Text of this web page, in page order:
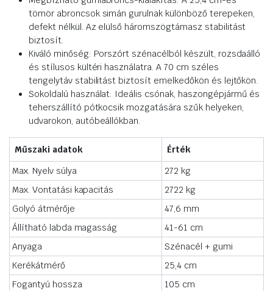
tömör abroncsok simán gurulnak különböző terepeken,
defekt nélkül. Az elülső háromszögtámasz stabilitást
biztosít.
Kiváló minőség: Porszórt szénacélból készült, rozsdaálló
és stílusos kültéri használatra. A 70 cm széles
tengelytáv stabilitást biztosít emelkedőkön és lejtőkön.
Sokoldalú használat: Ideális csónak, haszongépjármű és
teherszállító pótkocsik mozgatására szűk helyeken,
udvarokon, autóbeállókban.
Műszaki adatok
Érték
Max. Nyelv súlya
272 kg
Max. Vontatási kapacitás
2722 kg
Golyó átmérője
47,6 mm
Állítható labda magasság
41-61 cm
Anyaga
Szénacél + gumi
Kerékátmérő
25,4 cm
Fogantyú hossza
105 cm